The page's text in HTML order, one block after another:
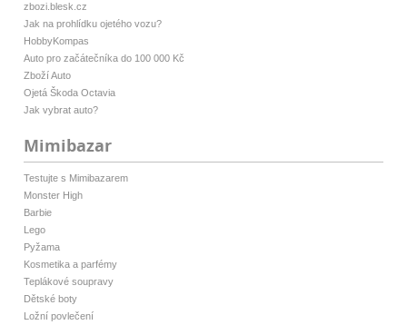
zbozi.blesk.cz
Jak na prohlídku ojetého vozu?
HobbyKompas
Auto pro začátečníka do 100 000 Kč
Zboží Auto
Ojetá Škoda Octavia
Jak vybrat auto?
Mimibazar
Testujte s Mimibazarem
Monster High
Barbie
Lego
Pyžama
Kosmetika a parfémy
Teplákové soupravy
Dětské boty
Ložní povlečení